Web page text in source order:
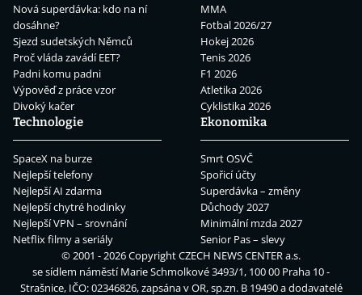
Nová superdávka: kdo na ní
dosáhne?
Sjezd sudetských Němců
Proč vláda zavádí EET?
Padni komu padni
Výpověď z práce vzor
Divoký kačer
MMA
Fotbal 2026/27
Hokej 2026
Tenis 2026
F1 2026
Atletika 2026
Cyklistika 2026
Technologie
SpaceX na burze
Nejlepší telefony
Nejlepší AI zdarma
Nejlepší chytré hodinky
Nejlepší VPN – srovnání
Netflix filmy a seriály
Ekonomika
Smrt OSVČ
Spořicí účty
Superdávka – změny
Důchody 2027
Minimální mzda 2027
Senior Pas – slevy
© 2001 - 2026 CopyrightCZECH NEWS CENTER a.s.
se sídlem náměstí Marie Schmolkové 3493/1, 100 00 Praha 10 -
Strašnice, IČO: 02346826, zapsána v OR, sp.zn. B 19490 a dodavatelé